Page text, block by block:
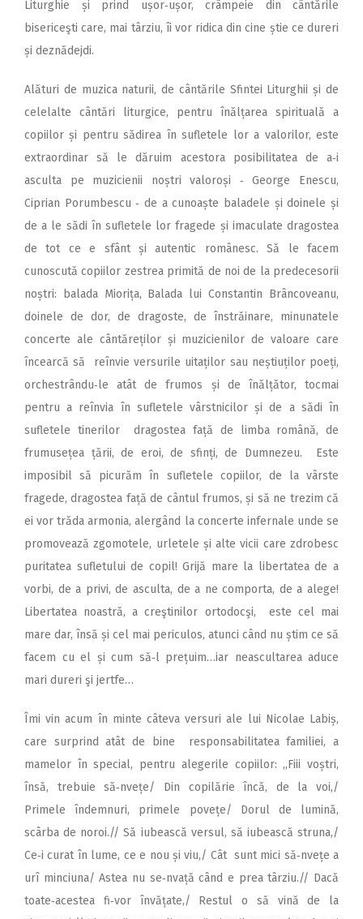
Liturghie și prind ușor‑ușor, crâmpeie din cântările
bisericeşti care, mai târziu, îi vor ridica din cine știe ce dureri
și deznădejdi.
Alături de muzica naturii, de cântările Sfintei Liturghii și de
celelalte cântări liturgice, pentru înălțarea spirituală a
copiilor și pentru sădirea în sufletele lor a valorilor, este
extraordinar să le dăruim acestora posibilitatea de a‑i
asculta pe muzicienii noștri valoroși ‑ George Enescu,
Ciprian Porumbescu ‑ de a cunoaște baladele și doinele și
de a le sădi în sufletele lor fragede și imaculate dragostea
de tot ce e sfânt și autentic românesc. Să le facem
cunoscută copiilor zestrea primită de noi de la predecesorii
noștri: balada Miorița, Balada lui Constantin Brâncoveanu,
doinele de dor, de dragoste, de înstrăinare, minunatele
concerte ale cântăreților și muzicienilor de valoare care
încearcă să reînvie versurile uitaților sau neștiuților poeți,
orchestrându‑le atât de frumos și de înălțător, tocmai
pentru a reînvia în sufletele vârstnicilor și de a sădi în
sufletele tinerilor dragostea față de limba română, de
frumusețea țării, de eroi, de sfinți, de Dumnezeu. Este
imposibil să picurăm în sufletele copiilor, de la vârste
fragede, dragostea față de cântul frumos, și să ne trezim că
ei vor trăda armonia, alergând la concerte infernale unde se
promovează zgomotele, urletele și alte vicii care zdrobesc
puritatea sufletului de copil! Grijă mare la libertatea de a
vorbi, de a privi, de asculta, de a ne comporta, de a alege!
Libertatea noastră, a creştinilor ortodocşi, este cel mai
mare dar, însă și cel mai periculos, atunci când nu știm ce să
facem cu el și cum să‑l prețuim…iar neascultarea aduce
mari dureri şi jertfe…
Îmi vin acum în minte câteva versuri ale lui Nicolae Labiș,
care surprind atât de bine responsabilitatea familiei, a
mamelor în special, pentru alegerile copiilor: ,,Fiii voștri,
însă, trebuie să‑nvețe/ Din copilărie încă, de la voi,/
Primele îndemnuri, primele povețe/ Dorul de lumină,
scârba de noroi.// Să iubească versul, să iubească struna,/
Ce‑i curat în lume, ce e nou și viu,/ Cât sunt mici să‑nvețe a
urî minciuna/ Astea nu se‑nvață când e prea târziu.// Dacă
toate‑acestea fi‑vor învățate,/ Restul o să vină de la